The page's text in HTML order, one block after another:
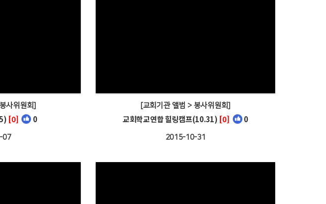
사위원회]
[0] 0
07
[교회기관 앨범 > 봉사위원회]
교회학교연합 힐링캠프(10.31) [0] 0
2015-10-31